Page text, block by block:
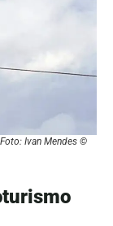
Ivan Mendes ©